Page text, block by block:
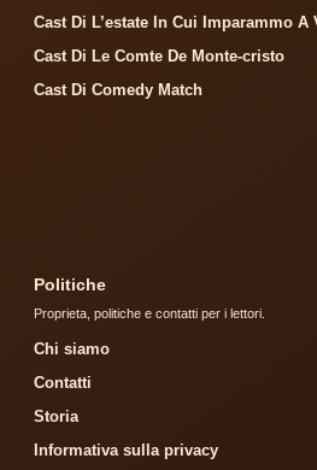
Cast Di L’estate In Cui Imparammo A
Cast Di Le Comte De Monte-cristo
Cast Di Comedy Match
Politiche
Proprieta, politiche e contatti per i lettori.
Chi siamo
Contatti
Storia
Informativa sulla privacy